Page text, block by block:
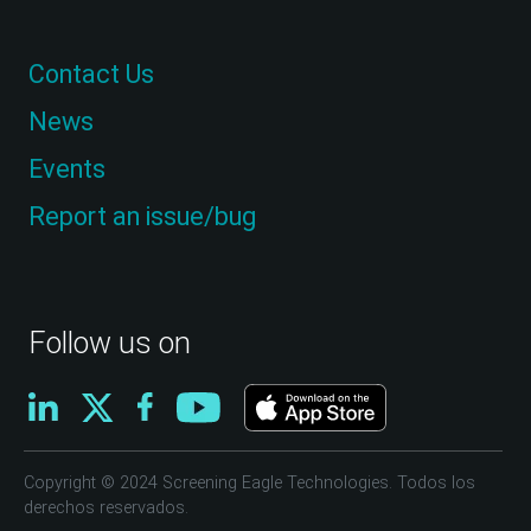
Follow us on
Contact Us
News
Events
Report an issue/bug
Copyright © 2024 Screening Eagle Technologies. Todos los
derechos reservados.